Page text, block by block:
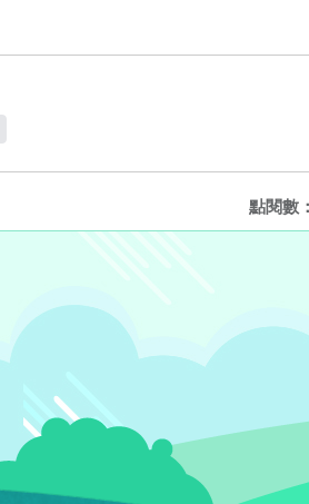
點閱數：